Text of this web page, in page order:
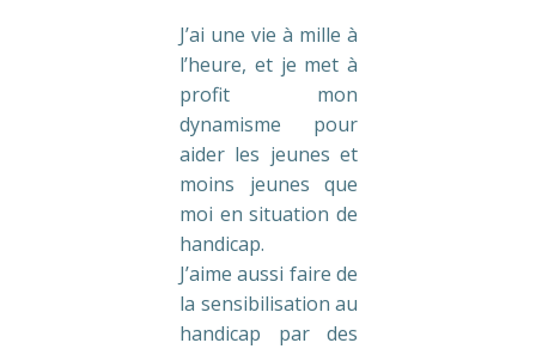
J’ai une vie à mille à
l’heure, et je met à
profit mon
dynamisme pour
aider les jeunes et
moins jeunes que
moi en situation de
handicap.
J’aime aussi faire de
la sensibilisation au
handicap par des